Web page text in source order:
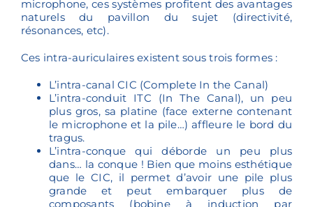
microphone, ces systèmes profitent des avantages
naturels du pavillon du sujet (directivité,
résonances, etc).
Ces intra-auriculaires existent sous trois formes :
L’intra-canal CIC (Complete In the Canal)
L’intra-conduit ITC (In The Canal), un peu
plus gros, sa platine (face externe contenant
le microphone et la pile…) affleure le bord du
tragus.
L’intra-conque qui déborde un peu plus
dans… la conque ! Bien que moins esthétique
que le CIC, il permet d’avoir une pile plus
grande et peut embarquer plus de
composants (bobine à induction par